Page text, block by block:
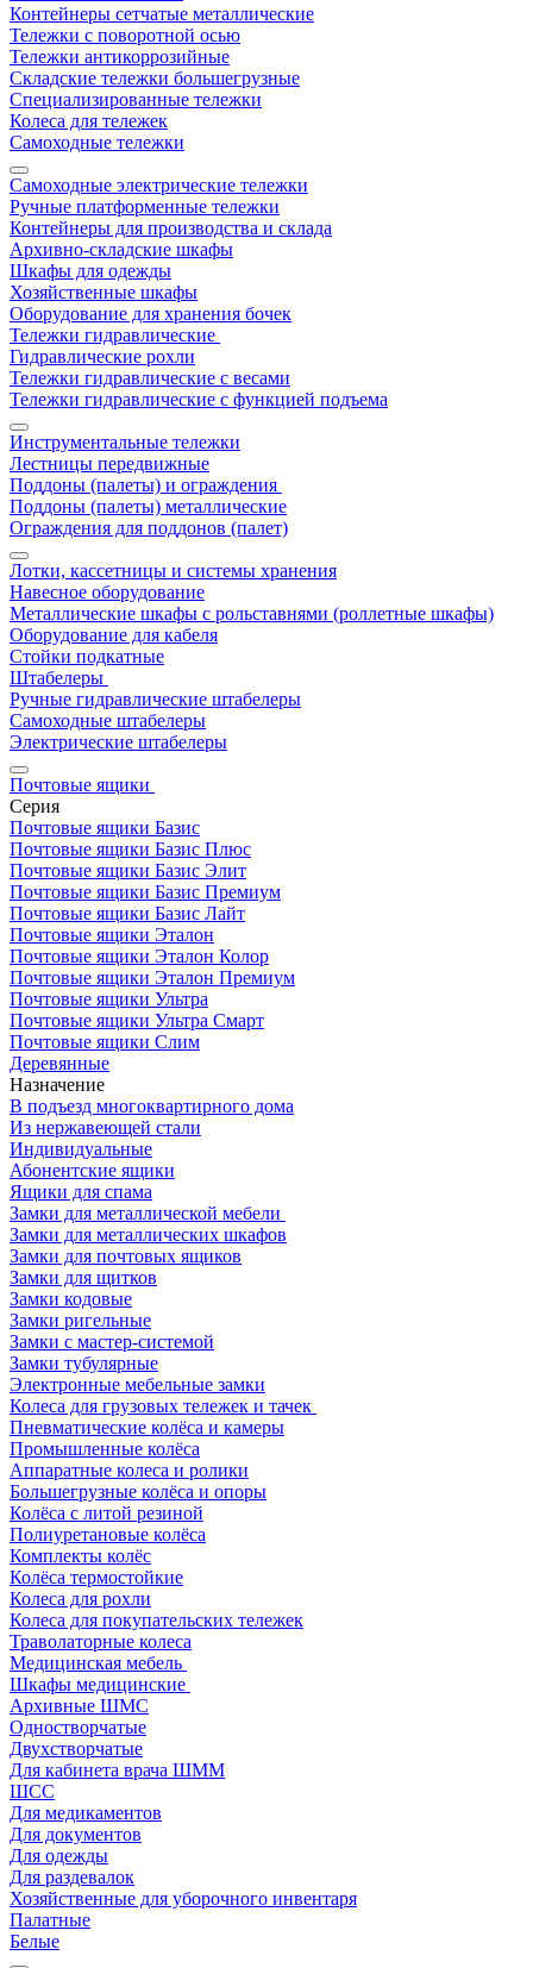
Контейнеры сетчатые металлические
Тележки с поворотной осью
Тележки антикоррозийные
Складские тележки большегрузные
Специализированные тележки
Колеса для тележек
Самоходные тележки
Самоходные электрические тележки
Ручные платформенные тележки
Контейнеры для производства и склада
Архивно-складские шкафы
Шкафы для одежды
Хозяйственные шкафы
Оборудование для хранения бочек
Тележки гидравлические
Гидравлические рохли
Тележки гидравлические с весами
Тележки гидравлические с функцией подъема
Инструментальные тележки
Лестницы передвижные
Поддоны (палеты) и ограждения
Поддоны (палеты) металлические
Ограждения для поддонов (палет)
Лотки, кассетницы и системы хранения
Навесное оборудование
Металлические шкафы с рольставнями (роллетные шкафы)
Оборудование для кабеля
Стойки подкатные
Штабелеры
Ручные гидравлические штабелеры
Самоходные штабелеры
Электрические штабелеры
Почтовые ящики
Серия
Почтовые ящики Базис
Почтовые ящики Базис Плюс
Почтовые ящики Базис Элит
Почтовые ящики Базис Премиум
Почтовые ящики Базис Лайт
Почтовые ящики Эталон
Почтовые ящики Эталон Колор
Почтовые ящики Эталон Премиум
Почтовые ящики Ультра
Почтовые ящики Ультра Смарт
Почтовые ящики Слим
Деревянные
Назначение
В подъезд многоквартирного дома
Из нержавеющей стали
Индивидуальные
Абонентские ящики
Ящики для спама
Замки для металлической мебели
Замки для металлических шкафов
Замки для почтовых ящиков
Замки для щитков
Замки кодовые
Замки ригельные
Замки с мастер-системой
Замки тубулярные
Электронные мебельные замки
Колеса для грузовых тележек и тачек
Пневматические колёса и камеры
Промышленные колёса
Аппаратные колеса и ролики
Большегрузные колёса и опоры
Колёса с литой резиной
Полиуретановые колёса
Комплекты колёс
Колёса термостойкие
Колеса для рохли
Колеса для покупательских тележек
Траволаторные колеса
Медицинская мебель
Шкафы медицинские
Архивные ШМС
Одностворчатые
Двухстворчатые
Для кабинета врача ШММ
ШСС
Для медикаментов
Для документов
Для одежды
Для раздевалок
Хозяйственные для уборочного инвентаря
Палатные
Белые